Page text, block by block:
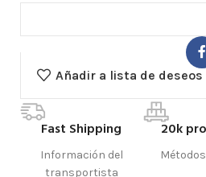
Añadir a lista de deseos
Fast Shipping
Información del
transportista
20k